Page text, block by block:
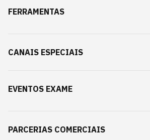
FERRAMENTAS
CANAIS ESPECIAIS
EVENTOS EXAME
PARCERIAS COMERCIAIS